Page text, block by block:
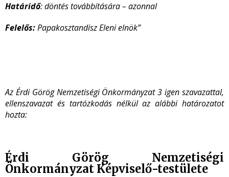
Határidő: döntés továbbítására – azonnal
Felelős:Papakosztandisz Eleni elnök”
Az Érdi Görög Nemzetiségi Önkormányzat 3 igen szavazattal,
ellenszavazat és tartózkodás nélkül az alábbi határozatot
hozta:
Érdi Görög Nemzetiségi
Önkormányzat Képviselő-testülete